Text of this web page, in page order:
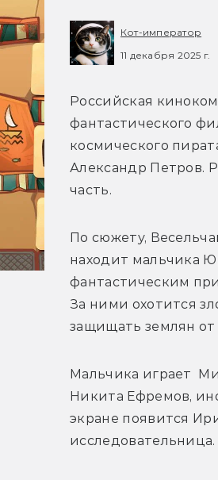
Кот-император
11 декабря 2025 г.
Российская
фантастического
космического
Александр Петров.
часть.
По сюжету,
находит мальчика
фантастическим
За ними охотится
Мальчика играет
Никита Ефремов,
экране появится